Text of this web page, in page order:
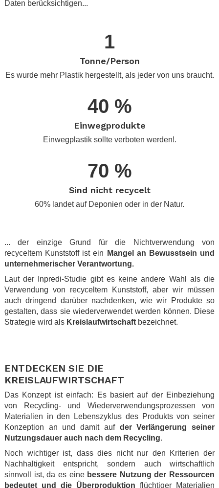
Daten berücksichtigen...
1
Tonne/Person
Es wurde mehr Plastik hergestellt, als jeder von uns braucht.
40 %
Einwegprodukte
Einwegplastik sollte verboten werden!.
70 %
Sind nicht recycelt
60% landet auf Deponien oder in der Natur.
... der einzige Grund für die Nichtverwendung von
recyceltem Kunststoff ist ein
Mangel an Bewusstsein und
unternehmerischer Verantwortung.
Laut der Inpredi-Studie gibt es keine andere Wahl als die
Verwendung von recyceltem Kunststoff, aber wir müssen
auch dringend darüber nachdenken, wie wir Produkte so
gestalten, dass sie wiederverwendet werden können. Diese
Strategie wird als Kreislaufwirtschaft bezeichnet.
ENTDECKEN SIE DIE
KREISLAUFWIRTSCHAFT
Das Konzept ist einfach: Es basiert auf der Einbeziehung
von Recycling- und Wiederverwendungsprozessen von
Materialien in den Lebenszyklus des Produkts von seiner
Konzeption an und damit auf der Verlängerung seiner
Nutzungsdauer auch nach dem Recycling.
Noch wichtiger ist, dass dies nicht nur den Kriterien der
Nachhaltigkeit entspricht, sondern auch wirtschaftlich
sinnvoll ist, da es eine bessere Nutzung der Ressourcen
bedeutet und die Überproduktion flüchtiger Materialien